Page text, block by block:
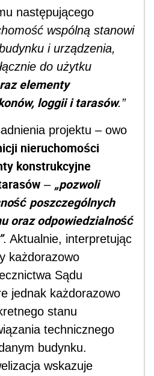
następującego
wspólną stanowi
i urządzenia,
do użytku
elementy
loggii i tarasów.”
projektu – owo
nieruchomości
konstrukcyjne
– „pozwoli
poszczególnych
oraz odpowiedzialność
. Aktualnie, interpretując
każdorazowo
Sądu
jednak każdorazowo
stanu
technicznego
budynku.
wskazuje